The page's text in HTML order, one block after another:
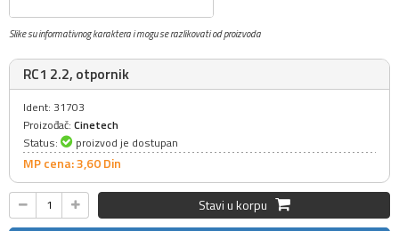
Slike su informativnog karaktera i mogu se razlikovati od proizvoda
RC1 2.2, otpornik
Ident: 31703
Proizođač: Cinetech
Status:
proizvod je dostupan
MP cena: 3,60Din
Stavi u korpu